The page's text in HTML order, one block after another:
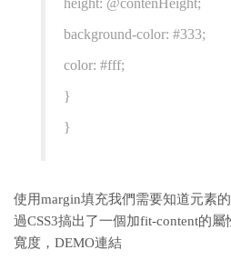
height: @contenHeight;
background-color: #333;
color: #fff;
}
}
使用margin填充我們需要知道元素
過CSS3搞出了一個加fit-content的
寬度，DEMO連結